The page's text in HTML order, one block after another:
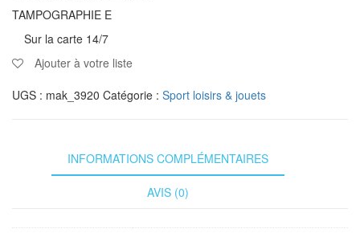
TAMPOGRAPHIE E
Sur la carte 14/7
Ajouter à votre liste
UGS : mak_3920 Catégorie : Sport loisirs & jouets
INFORMATIONS COMPLÉMENTAIRES
AVIS (0)